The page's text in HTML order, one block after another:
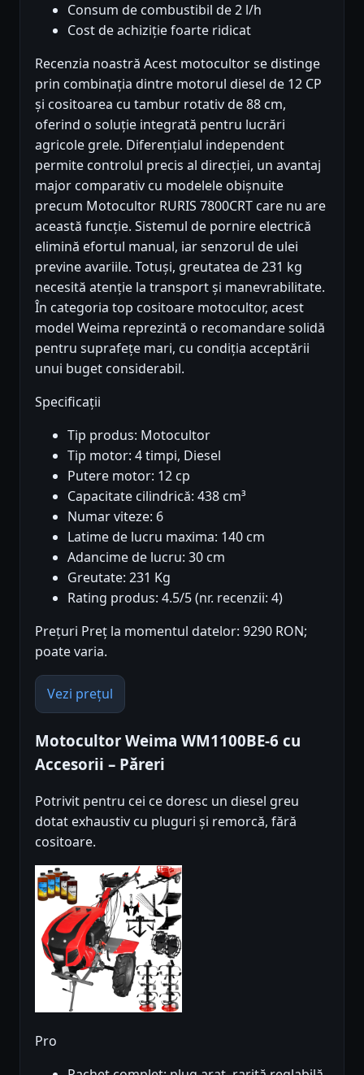
Consum de combustibil de 2 l/h
Cost de achiziție foarte ridicat
Recenzia noastră Acest motocultor se distinge
prin combinația dintre motorul diesel de 12 CP
și cositoarea cu tambur rotativ de 88 cm,
oferind o soluție integrată pentru lucrări
agricole grele. Diferențialul independent
permite controlul precis al direcției, un avantaj
major comparativ cu modelele obișnuite
precum Motocultor RURIS 7800CRT care nu are
această funcție. Sistemul de pornire electrică
elimină efortul manual, iar senzorul de ulei
previne avariile. Totuși, greutatea de 231 kg
necesită atenție la transport și manevrabilitate.
În categoria top cositoare motocultor, acest
model Weima reprezintă o recomandare solidă
pentru suprafețe mari, cu condiția acceptării
unui buget considerabil.
Specificații
Tip produs: Motocultor
Tip motor: 4 timpi, Diesel
Putere motor: 12 cp
Capacitate cilindrică: 438 cm³
Numar viteze: 6
Latime de lucru maxima: 140 cm
Adancime de lucru: 30 cm
Greutate: 231 Kg
Rating produs: 4.5/5 (nr. recenzii: 4)
Prețuri Preț la momentul datelor: 9290 RON;
poate varia.
Vezi prețul
Motocultor Weima WM1100BE-6 cu
Accesorii – Păreri
Potrivit pentru cei ce doresc un diesel greu
dotat exhaustiv cu pluguri și remorcă, fără
cositoare.
Pro